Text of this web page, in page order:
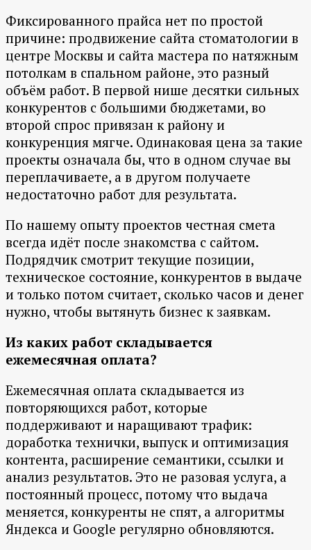
Фиксированного прайса нет по простой
причине: продвижение сайта стоматологии в
центре Москвы и сайта мастера по натяжным
потолкам в спальном районе, это разный
объём работ. В первой нише десятки сильных
конкурентов с большими бюджетами, во
второй спрос привязан к району и
конкуренция мягче. Одинаковая цена за такие
проекты означала бы, что в одном случае вы
переплачиваете, а в другом получаете
недостаточно работ для результата.
По нашему опыту проектов честная смета
всегда идёт после знакомства с сайтом.
Подрядчик смотрит текущие позиции,
техническое состояние, конкурентов в выдаче
и только потом считает, сколько часов и денег
нужно, чтобы вытянуть бизнес к заявкам.
Из каких работ складывается
ежемесячная оплата?
Ежемесячная оплата складывается из
повторяющихся работ, которые
поддерживают и наращивают трафик:
доработка технички, выпуск и оптимизация
контента, расширение семантики, ссылки и
анализ результатов. Это не разовая услуга, а
постоянный процесс, потому что выдача
меняется, конкуренты не спят, а алгоритмы
Яндекса и Google регулярно обновляются.